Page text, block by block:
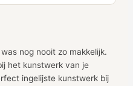
nog nooit zo makkelijk.
het kunstwerk van je
ingelijste kunstwerk bij